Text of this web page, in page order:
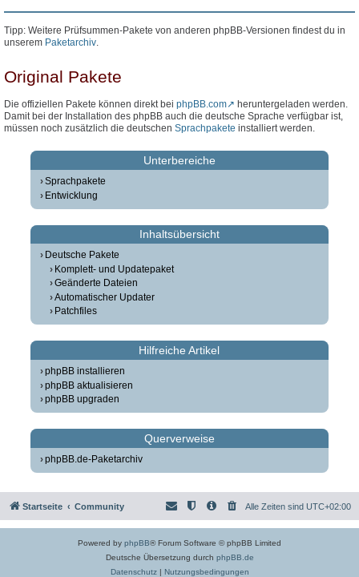
Tipp: Weitere Prüfsummen-Pakete von anderen phpBB-Versionen findest du in
unserem Paketarchiv.
Original Pakete
Die offiziellen Pakete können direkt bei phpBB.com
heruntergeladen werden.
Damit bei der Installation des phpBB auch die deutsche Sprache verfügbar ist,
müssen noch zusätzlich die deutschen Sprachpakete installiert werden.
Unterbereiche
Sprachpakete
Entwicklung
Inhaltsübersicht
Deutsche Pakete
Komplett- und Updatepaket
Geänderte Dateien
Automatischer Updater
Patchfiles
Hilfreiche Artikel
phpBB installieren
phpBB aktualisieren
phpBB upgraden
Querverweise
phpBB.de-Paketarchiv
Startseite Community Alle Zeiten sind UTC+02:00
Powered by phpBB® Forum Software © phpBB Limited
Deutsche Übersetzung durch phpBB.de
Datenschutz| Nutzungsbedingungen